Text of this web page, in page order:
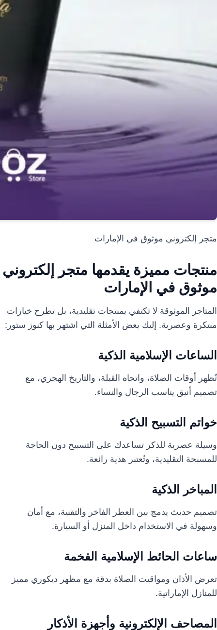
متجر إلكتروني موثوق في الإمارات
منتجات مميزة يقدمها متجر إلكتروني
موثوق في الإمارات
المتاجر الموثوقة لا تكتفي بمنتجات تقليدية، بل تطرح خيارات
مبتكرة وعصرية. إليك بعض الأمثلة التي اشتهر بها كنوز ستور:
الساعات الإسلامية الذكية
تُظهر أوقات الصلاة، واتجاه القبلة، والتاريخ الهجري، مع
تصميم أنيق يناسب الرجال والنساء.
خواتم التسبيح الذكية
وسيلة عصرية للذكر تساعدك على التسبيح دون الحاجة
للمسبحة التقليدية، وتُعتبر هدية رائعة.
المباخر الذكية
تصميم حديث يدمج بين العطر الفاخر والتقنية، مع أمان
وسهولة في الاستخدام داخل المنزل أو السيارة.
ساعات الحائط الإسلامية الفخمة
تعرض الأذان ومواقيت الصلاة بدقة مع مظهر ديكوري مميز
للمنازل الإماراتية.
المصاحف الإلكترونية وأجهزة الأذكار